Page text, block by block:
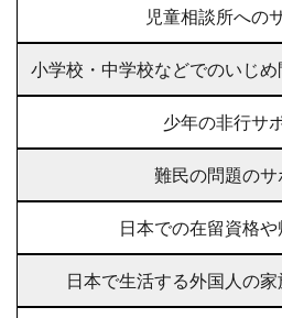
児童相談所への
小学校・中学校などでのいじ
少年の非行サ
難民の問題のサ
⽇本での在留資格
⽇本で⽣活する外国人の